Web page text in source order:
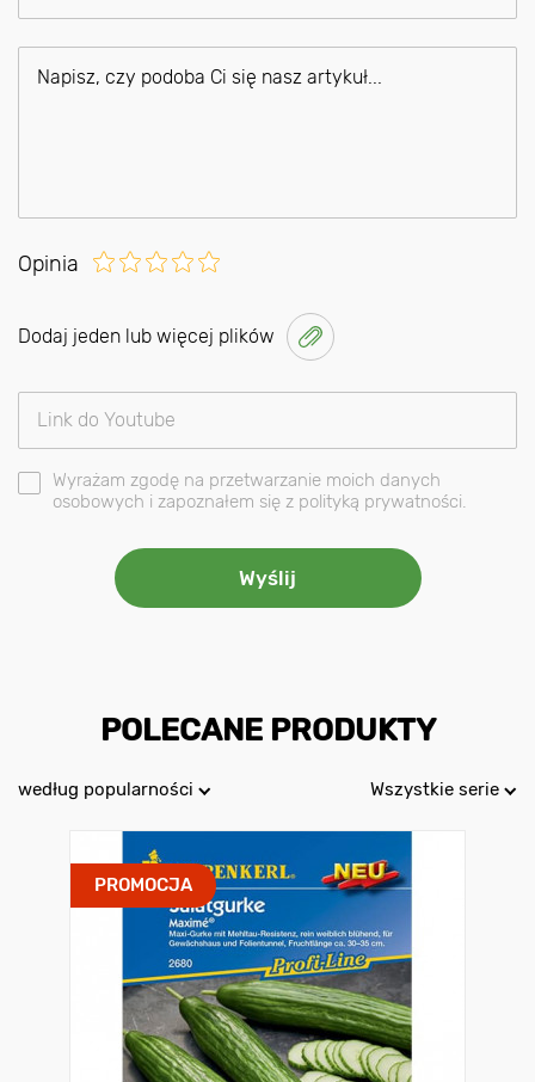
Opinia
Dodaj jeden lub więcej plików
Wyrażam zgodę na przetwarzanie moich danych
osobowych i zapoznałem się z polityką prywatności.
POLECANE PRODUKTY
według popularności Wszystkie serie
PROMOCJA